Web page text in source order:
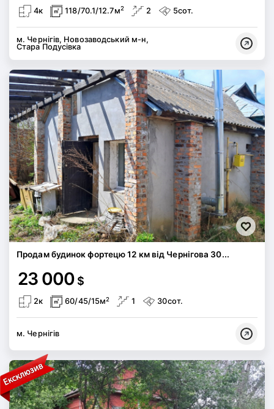
4к 118/70.1/12.7м2 2 5сот.
м. Чернігів, Новозаводський м-н,
Стара Подусівка
Продам будинок фортецю 12 км від Чернігова 30...
23 000 $
2к 60/45/15м2 1 30сот.
м. Чернігів